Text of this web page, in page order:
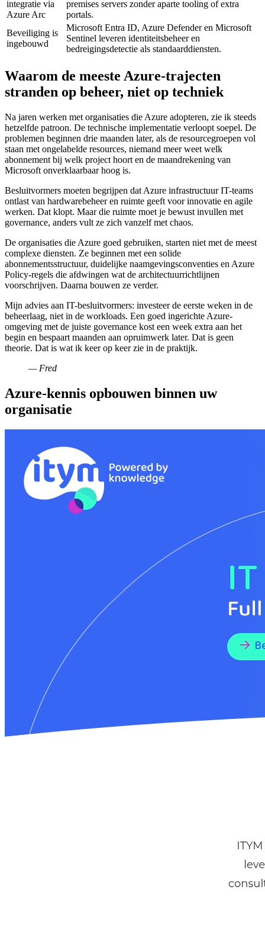
integratie via
Azure Arc
premises servers zonder aparte tooling of extra
portals.
Beveiliging is
ingebouwd
Microsoft Entra ID, Azure Defender en Microsoft
Sentinel leveren identiteitsbeheer en
bedreigingsdetectie als standaarddiensten.
Waarom de meeste Azure-trajecten
stranden op beheer, niet op techniek
Na jaren werken met organisaties die Azure adopteren, zie ik steeds
hetzelfde patroon. De technische implementatie verloopt soepel. De
problemen beginnen drie maanden later, als de resourcegroepen vol
staan met ongelabelde resources, niemand meer weet welk
abonnement bij welk project hoort en de maandrekening van
Microsoft onverklaarbaar hoog is.
Besluitvormers moeten begrijpen dat Azure infrastructuur IT-teams
ontlast van hardwarebeheer en ruimte geeft voor innovatie en agile
werken. Dat klopt. Maar die ruimte moet je bewust invullen met
governance, anders vult ze zich vanzelf met chaos.
De organisaties die Azure goed gebruiken, starten niet met de meest
complexe diensten. Ze beginnen met een solide
abonnementsstructuur, duidelijke naamgevingsconventies en Azure
Policy-regels die afdwingen wat de architectuurrichtlijnen
voorschrijven. Daarna bouwen ze verder.
Mijn advies aan IT-besluitvormers: investeer de eerste weken in de
beheerlaag, niet in de workloads. Een goed ingerichte Azure-
omgeving met de juiste governance kost een week extra aan het
begin en bespaart maanden aan opruimwerk later. Dat is geen
theorie. Dat is wat ik keer op keer zie in de praktijk.
— Fred
Azure-kennis opbouwen binnen uw
organisatie